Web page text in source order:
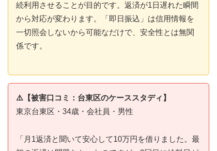
続利用させることが目的です。返済が1日遅れた瞬間
から対応が変わります。「即日振込」は信用情報を
一切照会しないから可能なだけで、安全性とは無関
係です。
⚠️【被害口コミ：台東区のケーススタディ】
東京台東区・34歳・会社員・男性
「月1返済と聞いて安心して10万円を借りました。最